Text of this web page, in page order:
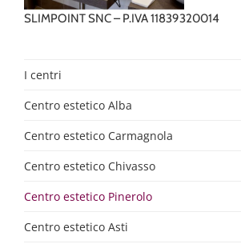
SLIMPOINT SNC – P.IVA 11839320014
I centri
Centro estetico Alba
Centro estetico Carmagnola
Centro estetico Chivasso
Centro estetico Pinerolo
Centro estetico Asti